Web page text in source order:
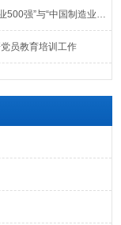
双榜加冕｜安徽天康集团入选2025年“中国民营企业500强”与“中国制造业民营企业500强”榜单
员教育培训工作